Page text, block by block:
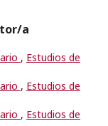
a
, Estudios de
, Estudios de
, Estudios de